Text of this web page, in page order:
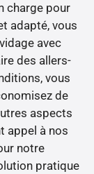
charge pour
adapté, vous
avec
des allers-
vous
de
aspects
appel à nos
notre
pratique